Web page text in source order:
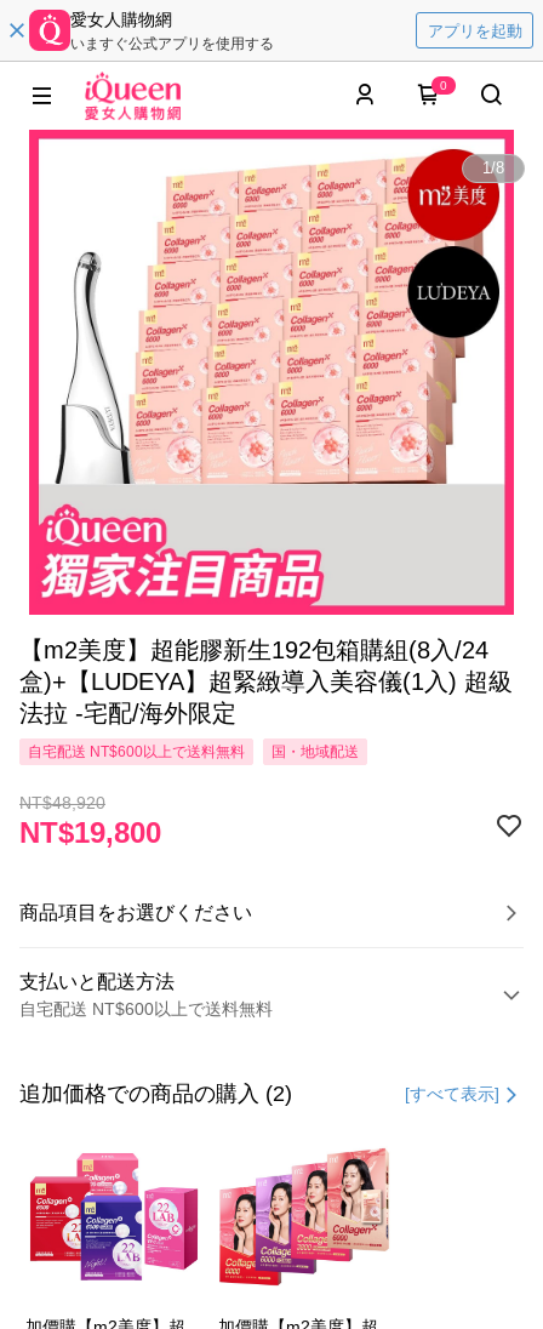
愛女人購物網
いますぐ公式アプリを使用する
アプリを起動
0
1/8
【m2美度】超能膠新生192包箱購組(8入/24
盒)+【LUDEYA】超緊緻導入美容儀(1入) 超級
法拉 -宅配/海外限定
自宅配送 NT$600以上で送料無料 国・地域配送
NT$48,920
NT$19,800
商品項目をお選びください
支払いと配送方法
自宅配送 NT$600以上で送料無料
クレジットカード1回払い
Apple Pay
JKOPAY
Easy Wallet
追加価格での商品の購入 (2) [すべて表示]